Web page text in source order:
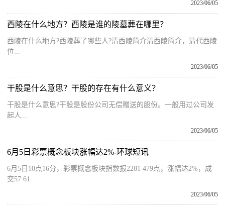
2023/06/05
西陵在什么地方？西陵是谁的陵墓葬在哪里？
西陵在什么地方?西陵葬了哪些人?清西陵简介清西陵简介，清代西陵
位...
2023/06/05
干股是什么意思？干股的存在有什么意义？
干股是什么意思?干股是股份公司无偿赠送的股份。一般用过公司发
起人...
2023/06/05
6月5日彩票概念板块涨幅达2%-环球短讯
6月5日10点16分，彩票概念板块指数报2281 479点，涨幅达2%，成
交57 61
2023/06/05